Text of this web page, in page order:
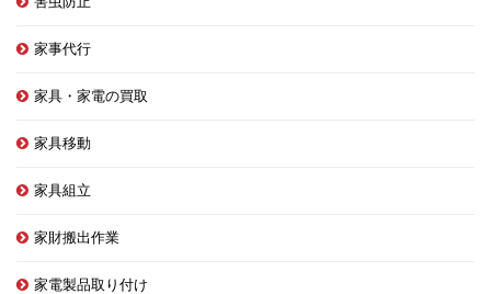
家事代行
家具・家電の買取
家具移動
家具組立
家財搬出作業
家電製品取り付け